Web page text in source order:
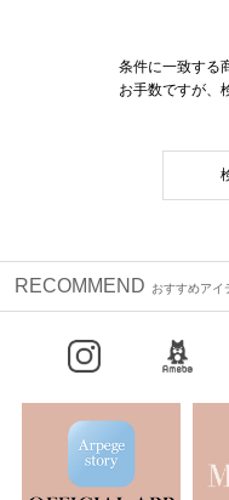
条件に一致する
お手数ですが、
RECOMMEND おすすめアイ